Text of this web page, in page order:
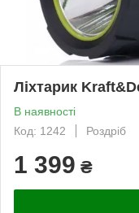
Ліхтарик
В наявності
Код: 1242
Роздріб
1 399 ₴